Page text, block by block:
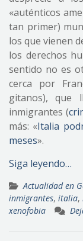
«auténticos
tan primer)
los que vienen
los derechos
sentido no es
cerca por
gitanos), que
inmigrantes (
más: «Italia
meses».
Siga leyendo…
Actualidad en
inmigrantes, italia,
xenofobia